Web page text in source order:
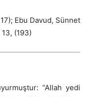
Ebu Davud, Sünnet
(193)
“Allah yedi